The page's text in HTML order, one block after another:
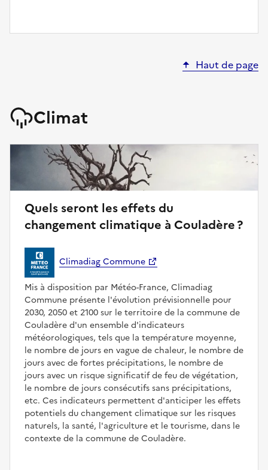
Haut de page
Climat
Quels seront les effets du
changement climatique à Couladère ?
Climadiag Commune
Mis à disposition par Météo-France, Climadiag
Commune présente l'évolution prévisionnelle pour
2030, 2050 et 2100 sur le territoire de la commune de
Couladère d'un ensemble d'indicateurs
météorologiques, tels que la température moyenne,
le nombre de jours en vague de chaleur, le nombre de
jours avec de fortes précipitations, le nombre de
jours avec un risque significatif de feu de végétation,
le nombre de jours consécutifs sans précipitations,
etc. Ces indicateurs permettent d'anticiper les effets
potentiels du changement climatique sur les risques
naturels, la santé, l'agriculture et le tourisme, dans le
contexte de la commune de Couladère.